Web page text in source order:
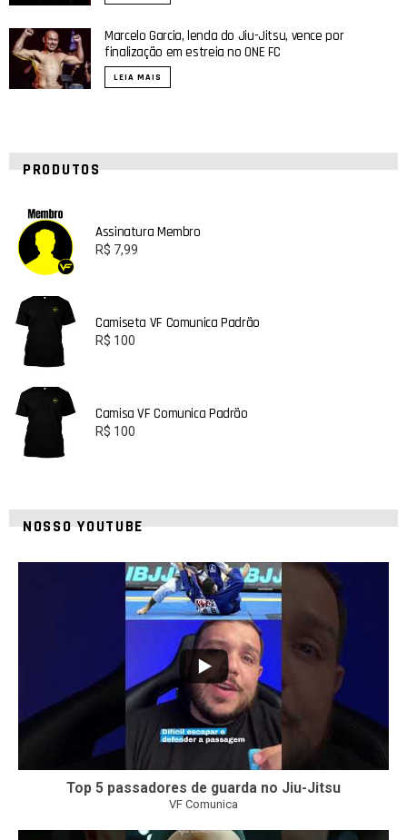
Marcelo Garcia, lenda do Jiu-Jitsu, vence por
finalização em estreia no ONE FC
LEIA MAIS
PRODUTOS
Assinatura Membro
R$ 7,99
Camiseta VF Comunica Padrão
R$ 100
Camisa VF Comunica Padrão
R$ 100
NOSSO YOUTUBE
Top 5 passadores de guarda no Jiu-Jitsu
VF Comunica